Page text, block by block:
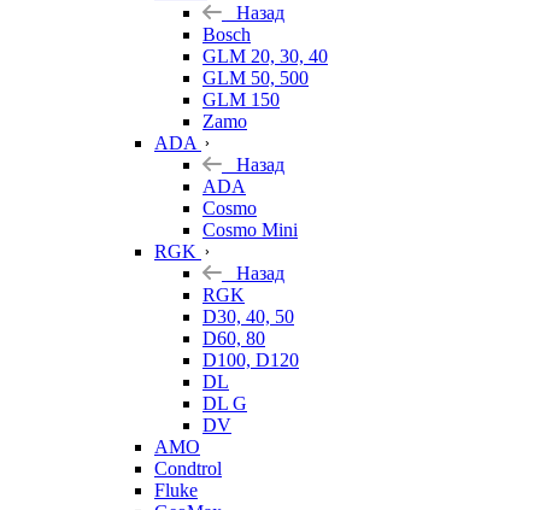
Назад
Bosch
GLM 20, 30, 40
GLM 50, 500
GLM 150
Zamo
ADA
Назад
ADA
Cosmo
Cosmo Mini
RGK
Назад
RGK
D30, 40, 50
D60, 80
D100, D120
DL
DL G
DV
AMO
Condtrol
Fluke